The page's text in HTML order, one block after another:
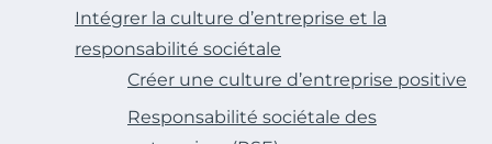
Intégrer la culture d’entreprise et la
responsabilité sociétale
Créer une culture d’entreprise positive
Responsabilité sociétale des